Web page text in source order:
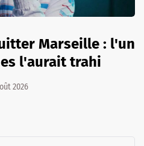
Marseille : l'un
l'aurait trahi
2026